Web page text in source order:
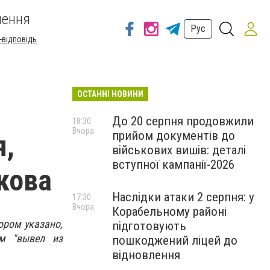
Рус
указано,
"вывел из
ОСТАННІ НОВИНИ
До 20 серпня продовжили
прийом документів до
військових вишів: деталі
вступної кампанії-2026
18:30
Вчора
Наслідки атаки 2 серпня: у
Корабельному районі
підготовують
пошкоджений ліцей до
відновлення
17:30
Вчора